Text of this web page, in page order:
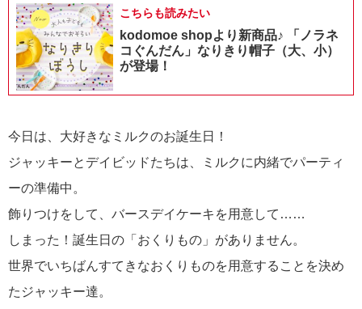
こちらも読みたい
kodomoe shopより新商品♪ 「ノラネ
コぐんだん」なりきり帽子（大、小）
が登場！
今日は、大好きなミルクのお誕生日！
ジャッキーとデイビッドたちは、ミルクに内緒でパーティ
ーの準備中。
飾りつけをして、バースデイケーキを用意して……
しまった！誕生日の「おくりもの」がありません。
世界でいちばんすてきなおくりものを用意することを決め
たジャッキー達。